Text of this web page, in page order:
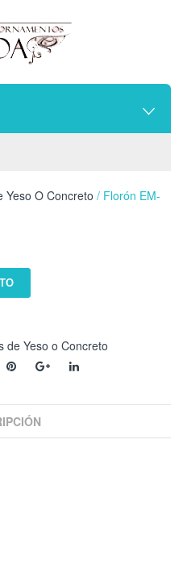
Yeso O Concreto / Florón EM-
de Yeso o Concreto